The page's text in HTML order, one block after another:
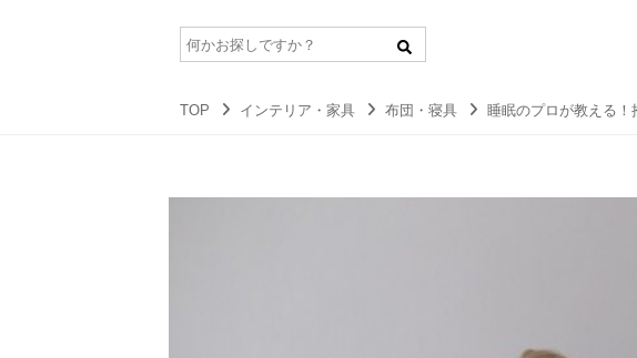
TOP インテリア・家具 布団・寝具 睡眠のプロが教える